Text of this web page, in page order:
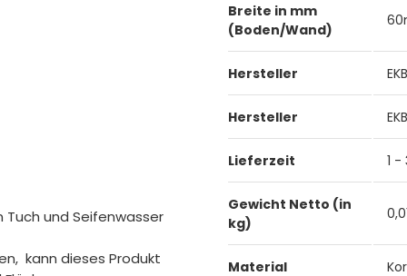
und Seifenwasser
kann dieses Produkt
Breite in mm
(Boden/Wand)
Hersteller
Hersteller
Lieferzeit 1 -
Gewicht Netto (in
kg)
Material